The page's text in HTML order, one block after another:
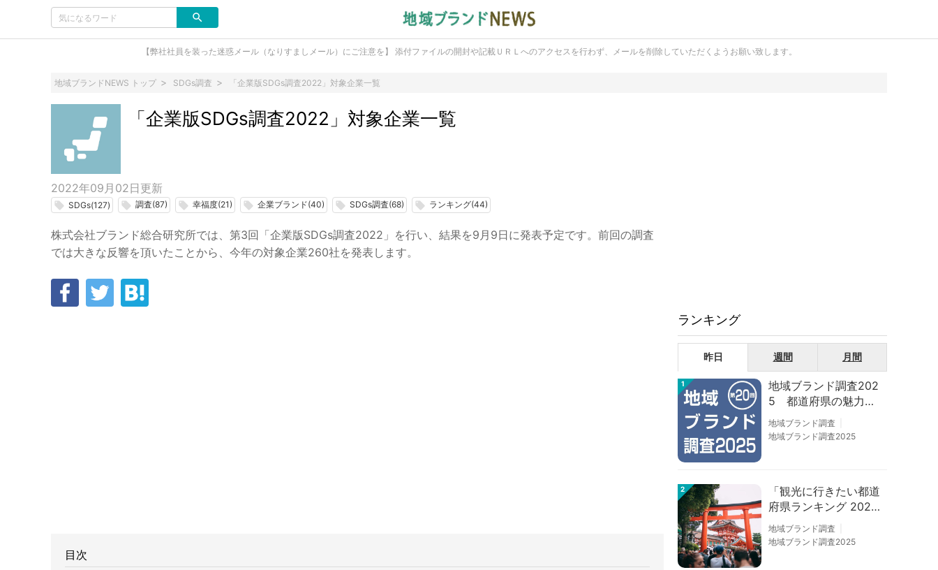
【弊社社員を装った迷惑メール（なりすましメール）にご注意を】 添付ファイルの開封や記載ＵＲＬへのアクセスを行わず、メールを削除していただくようお願い致します。
地域ブランドNEWS トップ SDGs調査 「企業版SDGs調査2022」対象企業一覧
「企業版SDGs調査2022」対象企業一覧
2022年09月02日 更新
local_offer SDGs(127) local_offer 調査(87) local_offer 幸福度(21) local_offer 企業ブランド(40) local_offer SDGs調査(68) local_offer ランキング(44)
株式会社ブランド総合研究所では、第3回「企業版SDGs調査2022」を行い、結果を9月9日に発表予定です。前回の調査
では大きな反響を頂いたことから、今年の対象企業260社を発表します。
目次
ランキング
昨日 週間 月間
1
地域ブランド調査202
5 都道府県の魅力度
等調査結果
地域ブランド調査
地域ブランド調査2025
2
「観光に行きたい都道
府県ランキング 202
6」京都は低下、神奈
川上昇
地域ブランド調査
地域ブランド調査2025